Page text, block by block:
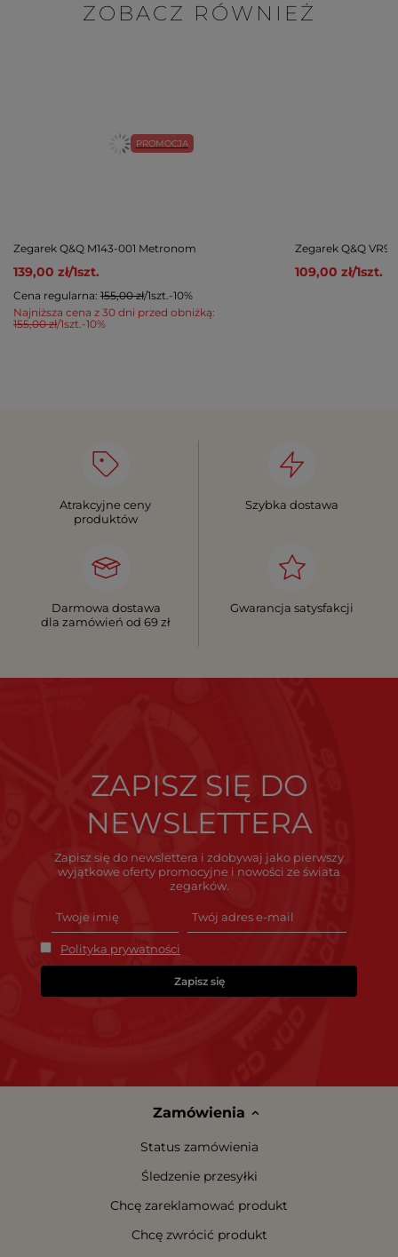
ZOBACZ RÓWNIEŻ
PROMOCJA
Zegarek Q&Q M143-001 Metronom
139,00 zł/1szt.
Najniższa cena z 30 dni przed obniżką:
155,00 zł/1szt.-10%
Cena regularna: 155,00 zł/1szt.-10%
Zegarek Q&Q
109,00 zł/1szt.
Atrakcyjne ceny
produktów
Szybka dostawa
Darmowa dostawa
dla zamówień od 69 zł
Gwarancja satysfakcji
ZAPISZ SIĘ DO
NEWSLETTERA
Zapisz się do newslettera i zdobywaj jako pierwszy
wyjątkowe oferty promocyjne i nowości ze świata
zegarków.
Polityka prywatności
Zapisz się
Zamówienia
Status zamówienia
Śledzenie przesyłki
Chcę zareklamować produkt
Chcę zwrócić produkt